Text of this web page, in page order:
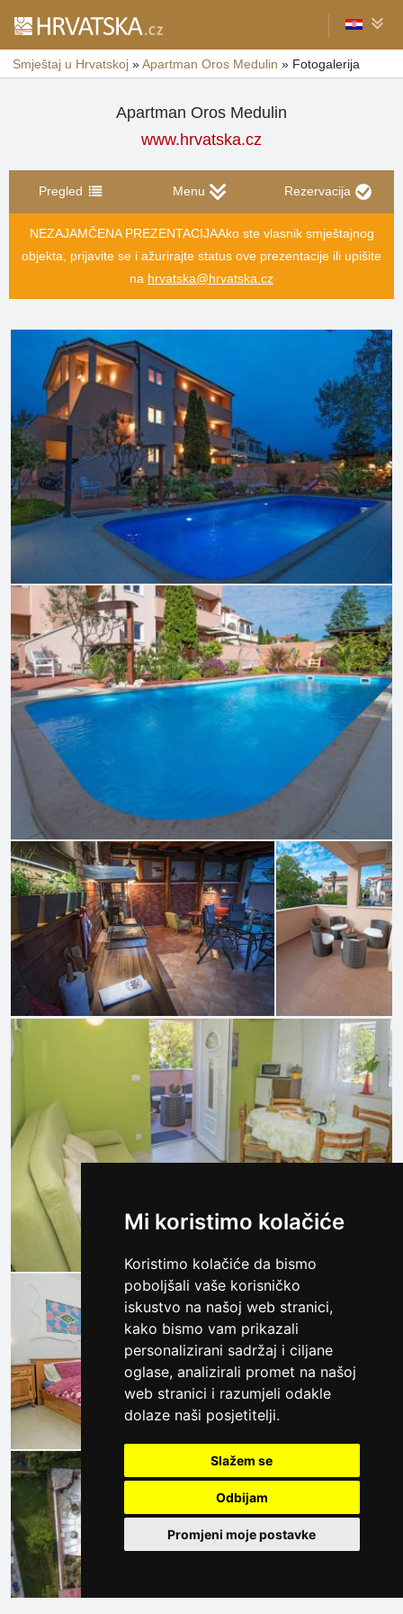
Mi koristimo kolačiće
Koristimo kolačiće da bismo
poboljšali vaše korisničko
iskustvo na našoj web stranici,
kako bismo vam prikazali
personalizirani sadržaj i ciljane
oglase, analizirali promet na našoj
web stranici i razumjeli odakle
dolaze naši posjetitelji.
Slažem se
Odbijam
Promjeni moje postavke
Smještaj u Hrvatskoj »Apartman Oros Medulin » Fotogalerija
Apartman Oros Medulin
www.hrvatska.cz
Pregled Menu Rezervacija
NEZAJAMČENA PREZENTACIJAAko ste vlasnik smještajnog
objekta, prijavite se i ažurirajte status ove prezentacije ili upišite
na hrvatska@hrvatska.cz